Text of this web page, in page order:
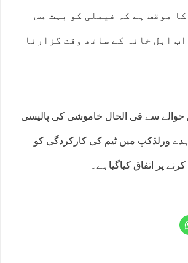
موقف ہے کہ فیملی کو بہت مس
اہل خانہ کے ساتھ وقت گزارنا
سے فی الحال خاموشی کی پالیسی
ورلڈکپ میں ٹیم کی کارکردگی کو
پر اتفاق کیاگیاہے۔